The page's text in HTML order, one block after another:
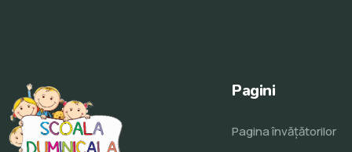
Pagini
Pagina învăţătorilor